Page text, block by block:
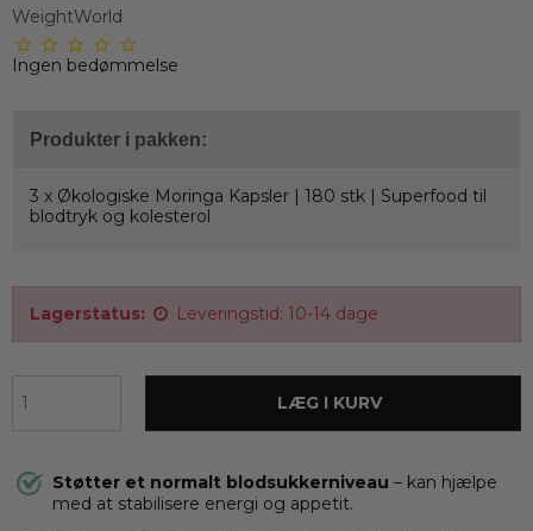
WeightWorld
Ingen bedømmelse
Produkter i pakken:
3 x Økologiske Moringa Kapsler | 180 stk | Superfood til
blodtryk og kolesterol
Lagerstatus: Leveringstid: 10-14 dage
LÆG I KURV
Støtter et normalt blodsukkerniveau – kan hjælpe
med at stabilisere energi og appetit.